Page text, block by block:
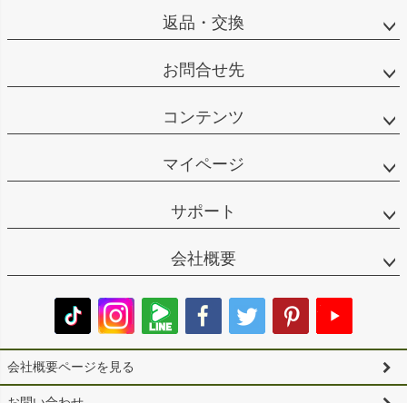
返品・交換
お問合せ先
コンテンツ
マイページ
サポート
会社概要
会社概要ページを見る